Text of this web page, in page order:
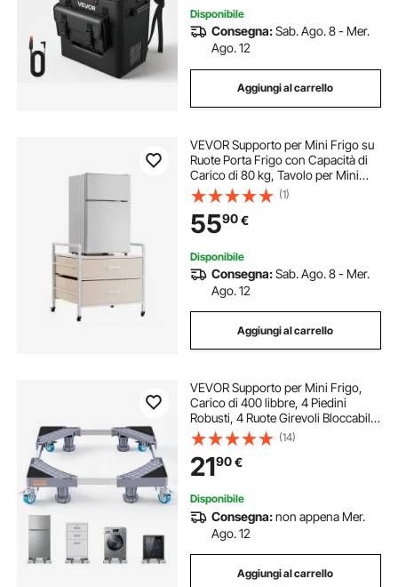
Disponibile
Consegna:Sab. Ago. 8 - Mer.
Ago. 12
Aggiungi al carrello
VEVOR Supporto per Mini Frigo su
Ruote Porta Frigo con Capacità di
Carico di 80 kg, Tavolo per Mini
Frigo con 2 Cassetti e 4 Ruote
Girevoli, Ripiano Mobile per Frigo
per Dormitorio Ufficio Bianco
(1)
5590€
Disponibile
Consegna:Sab. Ago. 8 - Mer.
Ago. 12
Aggiungi al carrello
VEVOR Supporto per Mini Frigo,
Carico di 400 libbre, 4 Piedini
Robusti, 4 Ruote Girevoli Bloccabili,
Piedistallo per Lavatrice e
Asciugatrice, Base Regolabile
Multifunzionale per Lavatrice e
Frigorife
(14)
2190€
Disponibile
Consegna:non appena Mer.
Ago. 12
Aggiungi al carrello